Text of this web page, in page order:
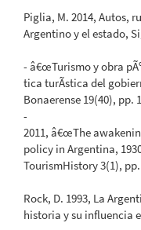
Piglia, M. 2014, Autos,
Argentino y el estado,
- â€œTurismo y obra
tica turÃ­stica del
Bonaerense 19(40), pp.
-
2011, â€œThe
policy in Argentina,
TourismHistory 3(1), pp.
Rock, D. 1993, La
historia y su influencia